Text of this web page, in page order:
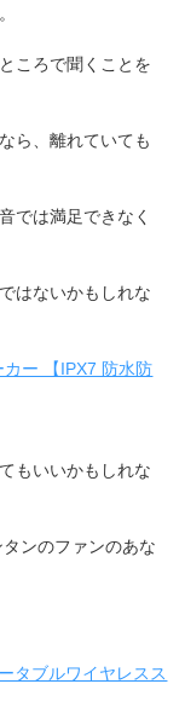
ころで聞くことを
ら、離れていても
では満足できなく
はないかもしれな
ー 【IPX7 防水防
もいいかもしれな
ンのファンのあな
タブルワイヤレスス